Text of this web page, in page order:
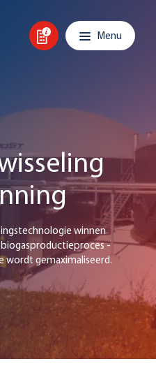
Hoofdnavigatie
Menu
winnen
-
wordt gemaximaliseerd.